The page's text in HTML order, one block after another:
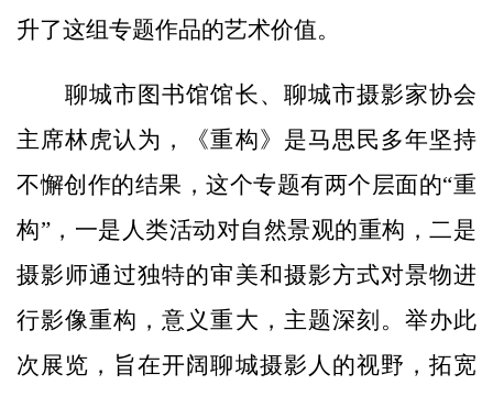
升了这组专题作品的艺术价值。
聊城市图书馆馆长、聊城市摄影家协会
主席林虎认为，《重构》是马思民多年坚持
不懈创作的结果，这个专题有两个层面的“重
构”，一是人类活动对自然景观的重构，二是
摄影师通过独特的审美和摄影方式对景物进
行影像重构，意义重大，主题深刻。举办此
次展览，旨在开阔聊城摄影人的视野，拓宽